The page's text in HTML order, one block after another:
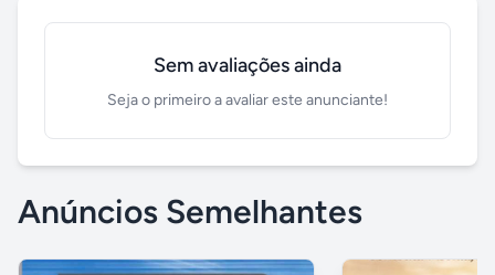
Sem avaliações ainda
Seja o primeiro a avaliar este anunciante!
Anúncios Semelhantes